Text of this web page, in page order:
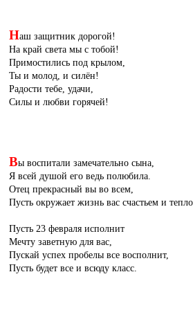
Наш защитник дорогой!
На край света мы с тобой!
Примостились под крылом,
Ты и молод, и силён!
Радости тебе, удачи,
Силы и любви горячей!
Вы воспитали замечательно сына,
Я всей душой его ведь полюбила.
Отец прекрасный вы во всем,
Пусть окружает жизнь вас счастьем и
Пусть 23 февраля исполнит
Мечту заветную для вас,
Пускай успех пробелы все восполнит,
Пусть будет все и всюду класс.